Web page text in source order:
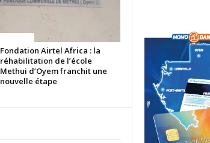
Fondation Airtel Africa : la
réhabilitation de l’école
Methui d’Oyem franchit une
nouvelle étape